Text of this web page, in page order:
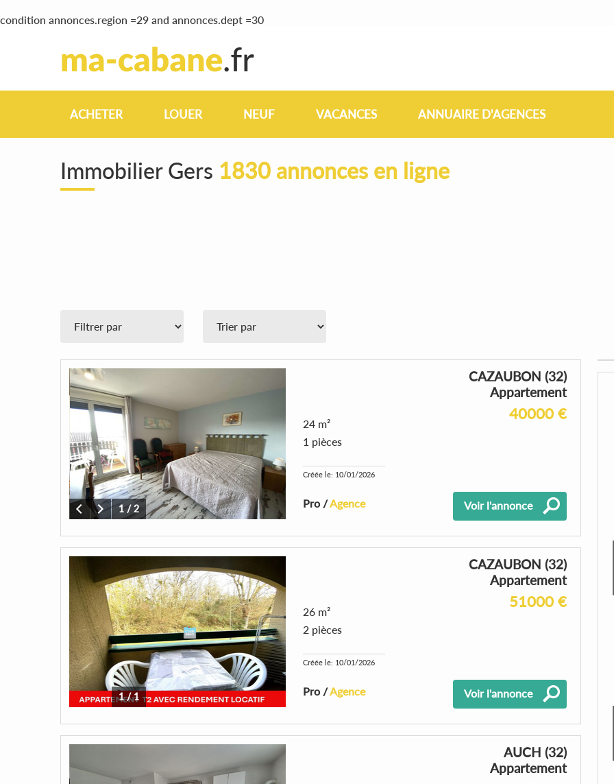
condition annonces.region =29 and annonces.dept =30
ACHETER LOUER NEUF VACANCES ANNUAIRE D'AGENCES
Immobilier Gers 1830 annonces en ligne
1/2
CAZAUBON (32)
Appartement
40000 €
24 m²
1 pièces
Créée le: 10/01/2026
Pro /Agence Voir l'annonce
1/1
CAZAUBON (32)
Appartement
51000 €
26 m²
2 pièces
Créée le: 10/01/2026
Pro /Agence Voir l'annonce
AUCH (32)
Appartement